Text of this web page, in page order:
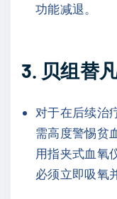
功能减退。
3. 贝组替
对于在后续治
需高度警惕贫
用指夹式血氧
必须立即吸氧